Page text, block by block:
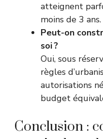
atteignent
moins de 3 ans.
Peut-on
soi ?
Oui, sous
règles
autorisations
budget
Conclusion :